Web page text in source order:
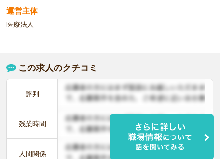
運営主体
医療法人
この求人のクチコミ
評判
残業時間
人間関係